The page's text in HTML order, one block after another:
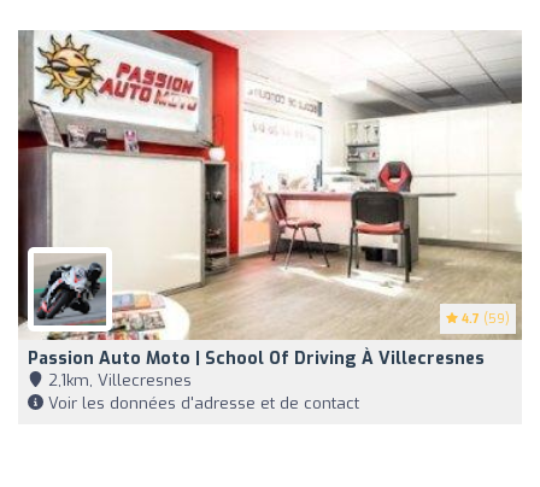
4.7 (59)
Passion Auto Moto | School Of Driving À Villecresnes
2,1km, Villecresnes
Voir les données d'adresse et de contact